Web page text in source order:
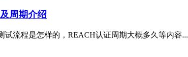
周期介绍
试流程是怎样的，REACH认证周期大概多久等内容...